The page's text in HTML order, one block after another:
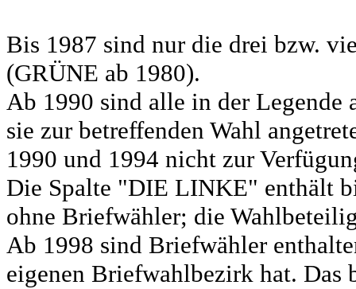
Bis 1987 sind nur die drei bzw.
(GRÜNE ab 1980).
Ab 1990 sind alle in der Legende
sie zur betreffenden Wahl
1990 und 1994 nicht zur
Die Spalte "DIE LINKE" enthält
ohne Briefwähler; die
Ab 1998 sind Briefwähler
eigenen Briefwahlbezirk hat.